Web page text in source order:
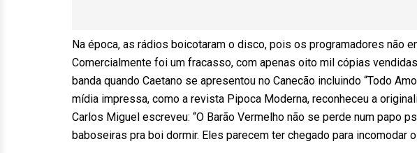
Na época, as rádios boicotaram o disco, pois os programadores não
Comercialmente foi um fracasso, com apenas oito mil cópias
banda quando Caetano se apresentou no Canecão incluindo “Todo
mídia impressa, como a revista Pipoca Moderna, reconheceu a
Carlos Miguel escreveu: “O Barão Vermelho não se perde num papo
baboseiras pra boi dormir. Eles parecem ter chegado para incomodar